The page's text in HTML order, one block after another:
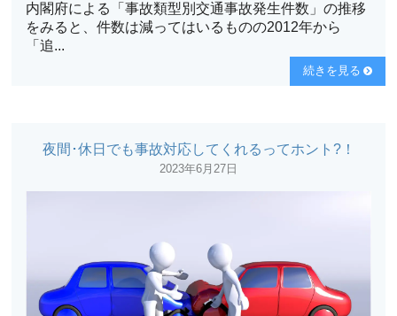
内閣府による「事故類型別交通事故発生件数」の推移
をみると、件数は減ってはいるものの2012年から
「追...
続きを見る
夜間･休日でも事故対応してくれるってホント?！
2023年6月27日